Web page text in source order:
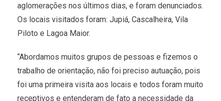
aglomerações nos últimos dias, e foram denunciados.
Os locais visitados foram: Jupiá, Cascalheira, Vila
Piloto e Lagoa Maior.
“Abordamos muitos grupos de pessoas e fizemos o
trabalho de orientação, não foi preciso autuação, pois
foi uma primeira visita aos locais e todos foram muito
receptivos e entenderam de fato a necessidade da